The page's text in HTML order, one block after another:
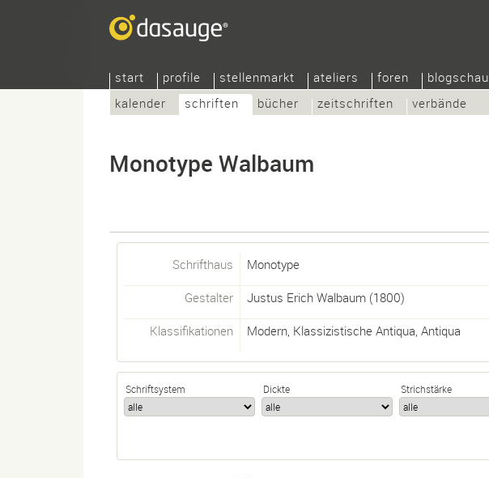
start profile stellenmarkt ateliers foren blogschau
kalender
schriften bücher zeitschriften verbände
Monotype Walbaum
Schrifthaus Monotype
Gestalter Justus Erich Walbaum(1800)
Klassifikationen Modern, Klassizistische Antiqua, Antiqua
Schriftsystem Dickte Strichstärke